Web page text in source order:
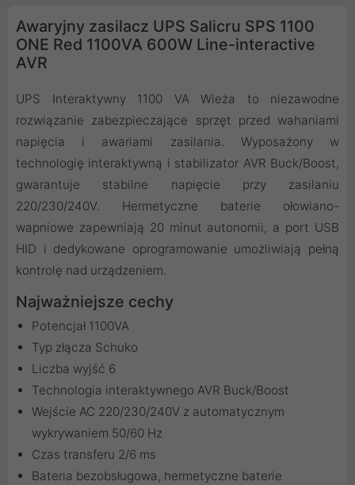
Awaryjny zasilacz UPS Salicru SPS 1100
ONE Red 1100VA 600W Line-interactive
AVR
UPS Interaktywny 1100 VA Wieża to niezawodne
rozwiązanie zabezpieczające sprzęt przed wahaniami
napięcia i awariami zasilania. Wyposażony w
technologię interaktywną i stabilizator AVR Buck/Boost,
gwarantuje stabilne napięcie przy zasilaniu
220/230/240V. Hermetyczne baterie ołowiano-
wapniowe zapewniają 20 minut autonomii, a port USB
HID i dedykowane oprogramowanie umożliwiają pełną
kontrolę nad urządzeniem.
Najważniejsze cechy
Potencjał 1100VA
Typ złącza Schuko
Liczba wyjść 6
Technologia interaktywnego AVR Buck/Boost
Wejście AC 220/230/240V z automatycznym
wykrywaniem 50/60 Hz
Czas transferu 2/6 ms
Bateria bezobsługowa, hermetyczne baterie